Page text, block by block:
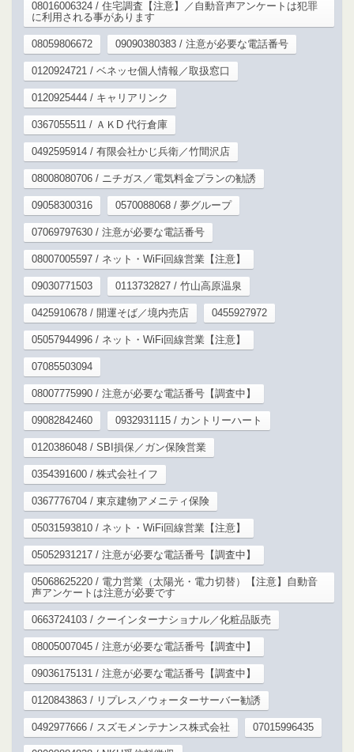
08016006324 / 住宅調査【注意】／自動音声アンケートは犯罪
に利用される事があります
08059806672 09090380383 / 注意が必要な電話番号
0120924721 / ベネッセ個人情報／取扱窓口
0120925444 / キャリアリンク
0367055511 / ＡＫD 代行倉庫
0492595914 / 有限会社かじ兵衛／竹間沢店
08008080706 / ニチガス／電気料金プランの勧誘
09058300316 0570088068 / 夢グループ
07069797630 / 注意が必要な電話番号
08007005597 / ネット・WiFi回線営業【注意】
09030771503 0113732827 / 竹山高原温泉
0425910678 / 開運そば／境内売店 0455927972
05057944996 / ネット・WiFi回線営業【注意】
07085503094
08007775990 / 注意が必要な電話番号【調査中】
09082842460 0932931115 / カントリーハート
0120386048 / SBI損保／ガン保険営業
0354391600 / 株式会社イフ
0367776704 / 東京建物アメニティ保険
05031593810 / ネット・WiFi回線営業【注意】
05052931217 / 注意が必要な電話番号【調査中】
05068625220 / 電力営業（太陽光・電力切替）【注意】自動音
声アンケートは注意が必要です
0663724103 / クーインターナショナル／化粧品販売
08005007045 / 注意が必要な電話番号【調査中】
09036175131 / 注意が必要な電話番号【調査中】
0120843863 / リプレス／ウォーターサーバー勧誘
0492977666 / スズモメンテナンス株式会社 07015996435